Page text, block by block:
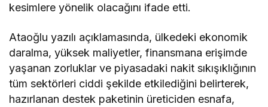
kesimlere yönelik olacağını ifade etti.
Ataoğlu yazılı açıklamasında, ülkedeki ekonomik
daralma, yüksek maliyetler, finansmana erişimde
yaşanan zorluklar ve piyasadaki nakit sıkışıklığının
tüm sektörleri ciddi şekilde etkilediğini belirterek,
hazırlanan destek paketinin üreticiden esnafa,